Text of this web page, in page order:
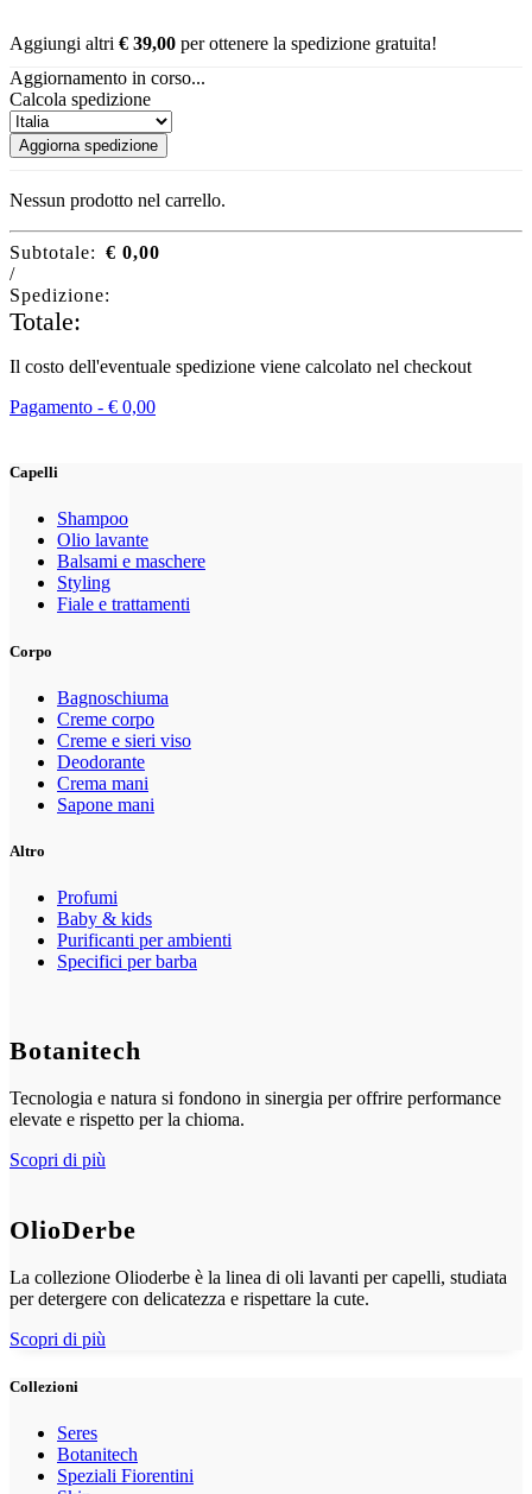
Aggiungi altri € 39,00 per ottenere la spedizione gratuita!
Aggiornamento in corso...
Calcola spedizione
Aggiorna spedizione
Nessun prodotto nel carrello.
Subtotale: € 0,00
/
Spedizione:
Totale:
Il costo dell'eventuale spedizione viene calcolato nel checkout
Pagamento - € 0,00
Capelli
Shampoo
Olio lavante
Balsami e maschere
Styling
Fiale e trattamenti
Corpo
Bagnoschiuma
Creme corpo
Creme e sieri viso
Deodorante
Crema mani
Sapone mani
Altro
Profumi
Baby & kids
Purificanti per ambienti
Specifici per barba
Botanitech
Tecnologia e natura si fondono in sinergia per offrire performance
elevate e rispetto per la chioma.
Scopri di più
OlioDerbe
La collezione Olioderbe è la linea di oli lavanti per capelli, studiata
per detergere con delicatezza e rispettare la cute.
Scopri di più
Collezioni
Seres
Botanitech
Speziali Fiorentini